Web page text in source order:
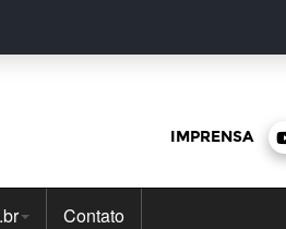
IMPRENSA
Contato